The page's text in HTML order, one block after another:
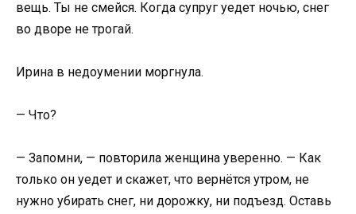
вещь. Ты не смейся. Когда супруг уедет ночью, снег
во дворе не трогай.
Ирина в недоумении моргнула.
— Что?
— Запомни, — повторила женщина уверенно. — Как
только он уедет и скажет, что вернётся утром, не
нужно убирать снег, ни дорожку, ни подъезд. Оставь